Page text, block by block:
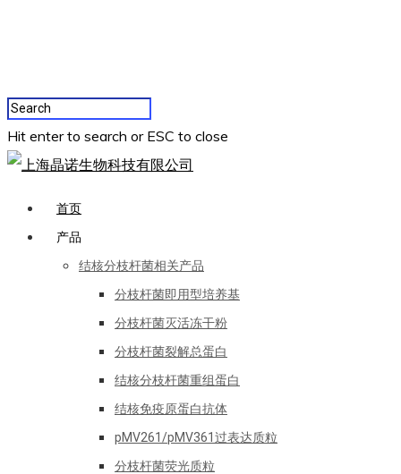
Hit enter to search or ESC to close
首页
产品
结核分枝杆菌相关产品
分枝杆菌即用型培养基
分枝杆菌灭活冻干粉
分枝杆菌裂解总蛋白
结核分枝杆菌重组蛋白
结核免疫原蛋白抗体
pMV261/pMV361过表达质粒
分枝杆菌荧光质粒